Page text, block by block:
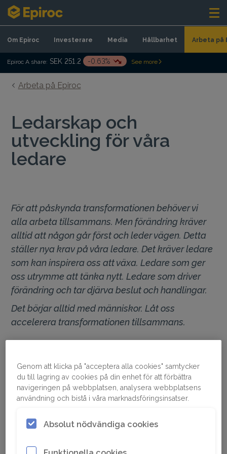
Skip to content
Om Epiroc Investerare Media Hållbarhet Arbeta på
Epiroc A share: SEK 251.2 -0.63% See more
Arbeta på Epiroc
Ledarskap och
utveckling för våra
ledare
För att påskynda transformationen behöver vi
alla arbeta tillsammans. Men förändring kräver
alltid att någon går först och leder vägen. Detta
ställer nya krav på våra ledare. Det kräver ledare
som kan inspirera oss att växa. Ledare som ger
oss utrymme att tänka nytt. Ledare som driver
förändring och tar djärva beslut och handlingar.
Det börjar alltid med människor. Låt oss
accelerera transformationen tillsammans.
Genom att klicka på "acceptera alla cookies" samtycker
du till lagring av cookies på din enhet för att förbättra
navigeringen på webbplatsen, analysera webbplatsens
användning och bistå i våra marknadsföringsinsatser.
Absolut nödvändiga cookies